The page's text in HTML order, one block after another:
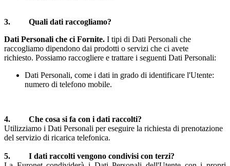
3. Quali dati raccogliamo?
Dati Personali che ci Fornite. I tipi di Dati Personali che
raccogliamo dipendono dai prodotti o servizi che ci avete
richiesto. Possiamo raccogliere e trattare i seguenti Dati Personali:
Dati Personali, come i dati in grado di identificare l'Utente:
numero di telefono mobile.
4. Che cosa si fa con i dati raccolti?
Utilizziamo i Dati Personali per eseguire la richiesta di prenotazione
del servizio di ricarica telefonica.
5. I dati raccolti vengono condivisi con terzi?